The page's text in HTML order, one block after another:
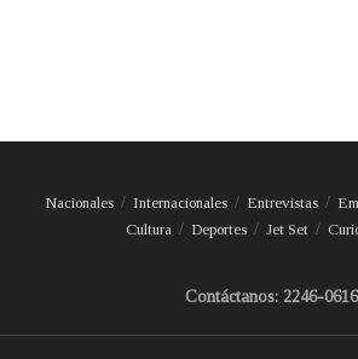
Nacionales Internacionales Entrevistas
Cultura
Deportes Jet Set
Contáctanos: 2246-0616